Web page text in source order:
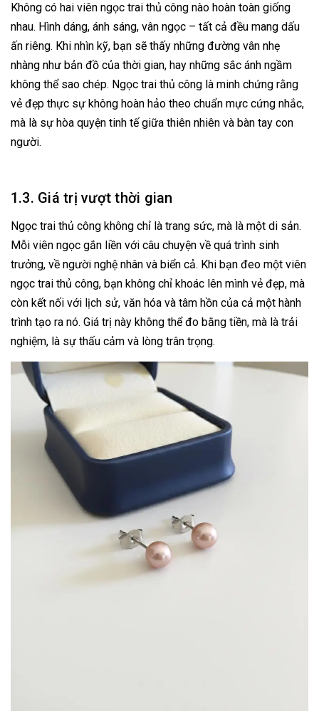
Không có hai viên ngọc trai thủ công nào hoàn toàn giống
nhau. Hình dáng, ánh sáng, vân ngọc – tất cả đều mang dấu
ấn riêng. Khi nhìn kỹ, bạn sẽ thấy những đường vân nhẹ
nhàng như bản đồ của thời gian, hay những sắc ánh ngầm
không thể sao chép. Ngọc trai thủ công là minh chứng rằng
vẻ đẹp thực sự không hoàn hảo theo chuẩn mực cứng nhắc,
mà là sự hòa quyện tinh tế giữa thiên nhiên và bàn tay con
người.
1.3. Giá trị vượt thời gian
Ngọc trai thủ công không chỉ là trang sức, mà là một di sản.
Mỗi viên ngọc gắn liền với câu chuyện về quá trình sinh
trưởng, về người nghệ nhân và biển cả. Khi bạn đeo một viên
ngọc trai thủ công, bạn không chỉ khoác lên mình vẻ đẹp, mà
còn kết nối với lịch sử, văn hóa và tâm hồn của cả một hành
trình tạo ra nó. Giá trị này không thể đo bằng tiền, mà là trải
nghiệm, là sự thấu cảm và lòng trân trọng.